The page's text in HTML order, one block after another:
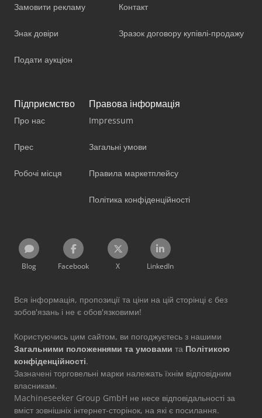
Замовити рекламу
Знак довіри
Подати аукціон
Контакт
Зразок договору купівлі-продажу
Підприємство
Про нас
Прес
Робочі місця
Правова інформація
Impressum
Загальні умови
Правила маркетплейсу
Політика конфіденційності
Blog Facebook X LinkedIn
Вся інформація, пропозиції та ціни на цій сторінці є без
зобов'язань і не є обов'язковими!
Користуючись цим сайтом, ви погоджуєтесь з нашими
Загальними положеннями та умовами та Політикою
конфіденційності.
Зазначені торговельні марки належать їхнім відповідним
власникам.
Machineseeker Group GmbH не несе відповідальності за
вміст зовнішніх інтернет-сторінок, на які є посилання.